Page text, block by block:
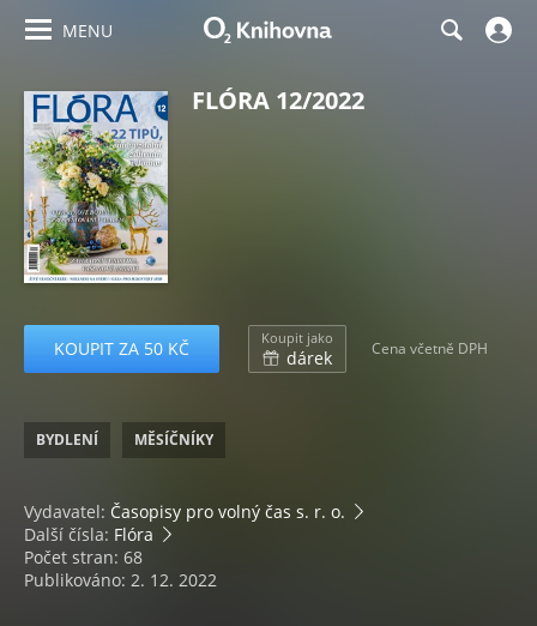
MENU
FLÓRA 12/2022
KOUPIT ZA 50 KČ Koupit jako
dárek Cena včetně DPH
BYDLENÍ MĚSÍČNÍKY
Vydavatel: Časopisy pro volný čas s. r. o.
Další čísla: Flóra
Počet stran: 68
Publikováno: 2. 12. 2022